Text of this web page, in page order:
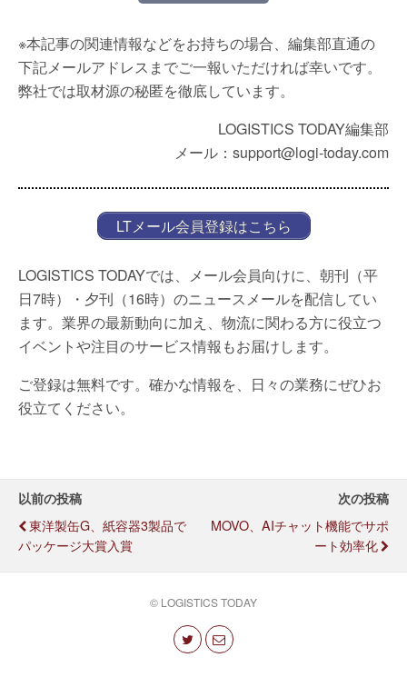
※本記事の関連情報などをお持ちの場合、編集部直通の
下記メールアドレスまでご一報いただければ幸いです。
弊社では取材源の秘匿を徹底しています。
LOGISTICS TODAY編集部
メール：support@logi-today.com
LTメール会員登録はこちら
LOGISTICS TODAYでは、メール会員向けに、朝刊（平
日7時）・夕刊（16時）のニュースメールを配信してい
ます。業界の最新動向に加え、物流に関わる方に役立つ
イベントや注目のサービス情報もお届けします。
ご登録は無料です。確かな情報を、日々の業務にぜひお
役立てください。
以前の投稿
東洋製缶G、紙容器3製品で
パッケージ大賞入賞
次の投稿
MOVO、AIチャット機能でサポ
ート効率化
© LOGISTICS TODAY